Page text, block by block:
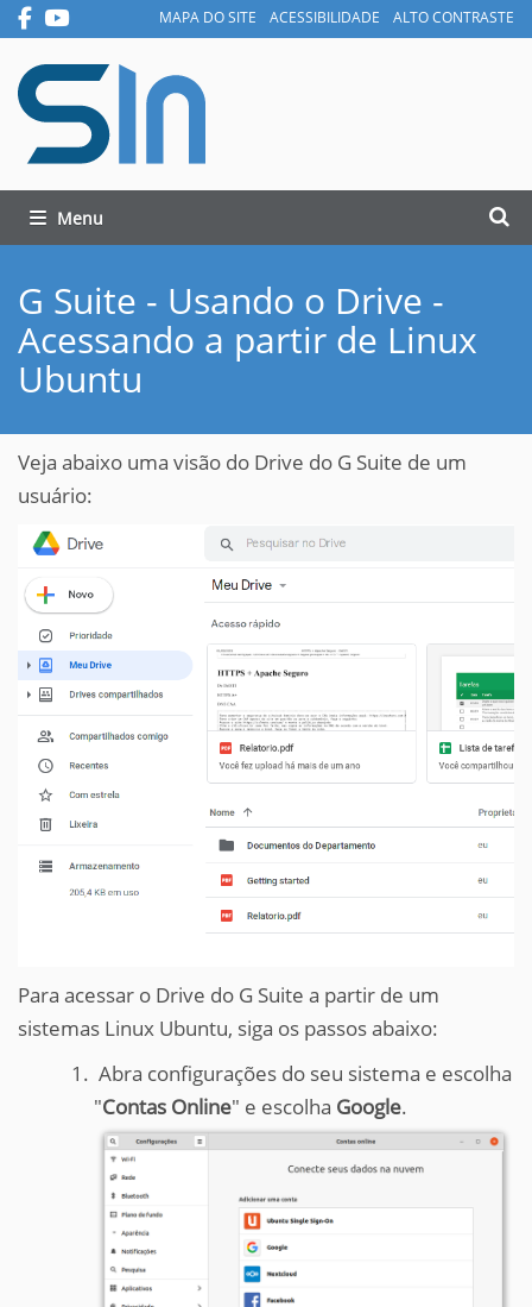
Busca
MAPA DO SITE ACESSIBILIDADE ALTO CONTRASTE
Toggle navigation
G Suite - Usando o Drive -
Acessando a partir de Linux
Ubuntu
Veja abaixo uma visão do Drive do G Suite de um
usuário:
Para acessar o Drive do G Suite a partir de um
sistemas Linux Ubuntu, siga os passos abaixo:
Abra configurações do seu sistema e escolha
"Contas Online" e escolha Google.